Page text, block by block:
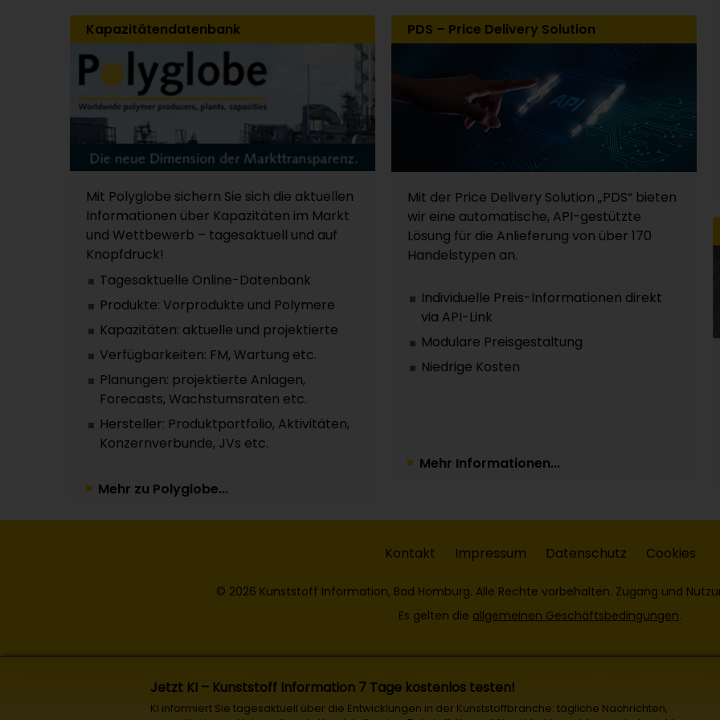
Kapazitätendatenbank
Mit Polyglobe sichern Sie sich die aktuellen
Informationen über Kapazitäten im Markt
und Wettbewerb – tagesaktuell und auf
Knopfdruck!
Tagesaktuelle Online-Datenbank
Produkte: Vorprodukte und Polymere
Kapazitäten: aktuelle und projektierte
Verfügbarkeiten: FM, Wartung etc.
Planungen: projektierte Anlagen,
Forecasts, Wachstumsraten etc.
Hersteller: Produktportfolio, Aktivitäten,
Konzernverbunde, JVs etc.
Mehr zu Polyglobe...
PDS – Price Delivery Solution
Mit der Price Delivery Solution „PDS“ bieten
wir eine automatische, API-gestützte
Lösung für die Anlieferung von über 170
Handelstypen an.
Individuelle Preis-Informationen direkt
via API-Link
Modulare Preisgestaltung
Niedrige Kosten
Mehr Informationen...
Jetzt KI – Kunststoff Information 7 Tage kostenlos testen!
KI informiert Sie tagesaktuell über die Entwicklungen in der Kunststoffbranche: tägliche Nachrichten,
Kontakt Impressum Datenschutz Cookies
© 2026 Kunststoff Information, Bad Homburg. Alle Rechte vorbehalten. Zugang und
Es gelten die allgemeinen Geschäftsbedingungen.